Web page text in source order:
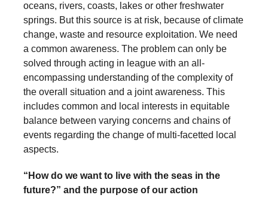
oceans, rivers, coasts, lakes or other freshwater
springs. But this source is at risk, because of climate
change, waste and resource exploitation. We need
a common awareness. The problem can only be
solved through acting in league with an all-
encompassing understanding of the complexity of
the overall situation and a joint awareness. This
includes common and local interests in equitable
balance between varying concerns and chains of
events regarding the change of multi-facetted local
aspects.
“How do we want to live with the seas in the
future?” and the purpose of our action